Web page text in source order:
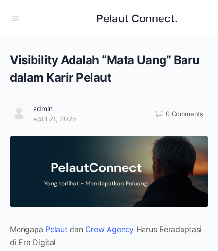
Pelaut Connect.
Visibility Adalah “Mata Uang” Baru
dalam Karir Pelaut
admin
April 21, 2026
0 Comments
Mengapa Pelaut dan Crew AgencyHarus Beradaptasi
di Era Digital